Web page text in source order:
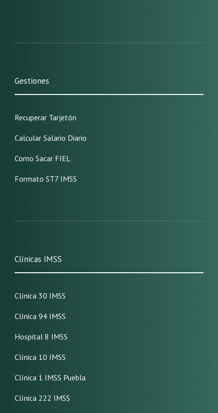
Gestiones
Recuperar Tarjetón
Calcular Salario Diario
Como Sacar FIEL
Formato ST7 IMSS
Clínicas IMSS
Clínica 30 IMSS
Clínica 94 IMSS
Hospital 8 IMSS
Clínica 10 IMSS
Clínica 1 IMSS Puebla
Clínica 222 IMSS